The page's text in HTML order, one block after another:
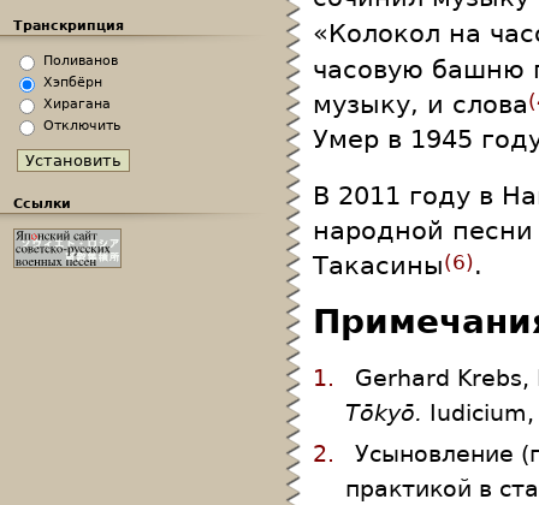
«Колокол на
часовую башню
музыку, и слова
Умер в 1945
В 2011 году в
народной
Такасины 6 .
1.
Gerhard
Tōkyō.
2.
Усыновление
практикой в
Транскрипция
Поливанов
Хэпбёрн
Хирагана
Отключить
Ссылки